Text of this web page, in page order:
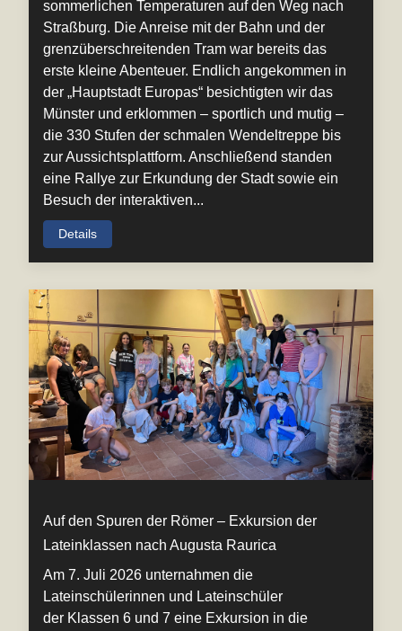
sommerlichen Temperaturen auf den Weg nach
Straßburg. Die Anreise mit der Bahn und der
grenzüberschreitenden Tram war bereits das
erste kleine Abenteuer. Endlich angekommen in
der „Hauptstadt Europas“ besichtigten wir das
Münster und erklommen – sportlich und mutig –
die 330 Stufen der schmalen Wendeltreppe bis
zur Aussichtsplattform. Anschließend standen
eine Rallye zur Erkundung der Stadt sowie ein
Besuch der interaktiven...
Details
Auf den Spuren der Römer – Exkursion der
Lateinklassen nach Augusta Raurica
Am 7. Juli 2026 unternahmen die
Lateinschülerinnen und Lateinschüler
der Klassen 6 und 7 eine Exkursion in die